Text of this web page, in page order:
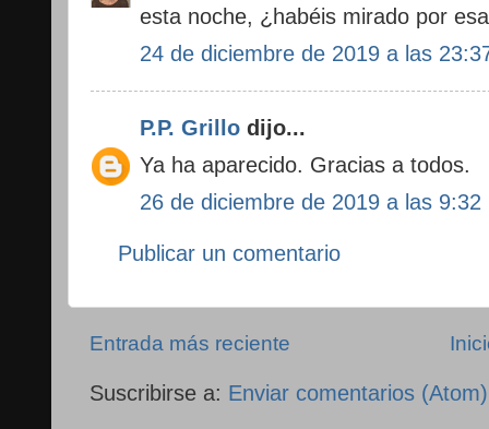
esta noche, ¿habéis mirado por
24 de diciembre de 2019 a las
P.P. Grillo dijo...
Ya ha aparecido. Gracias a todos.
26 de diciembre de 2019 a las 9:32
Publicar un comentario
Entrada más reciente
Suscribirse a: Enviar comentarios (Atom)